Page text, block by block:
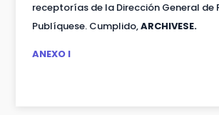
receptorías de la Dirección General de
Publíquese. Cumplido,ARCHIVESE.
ANEXO I